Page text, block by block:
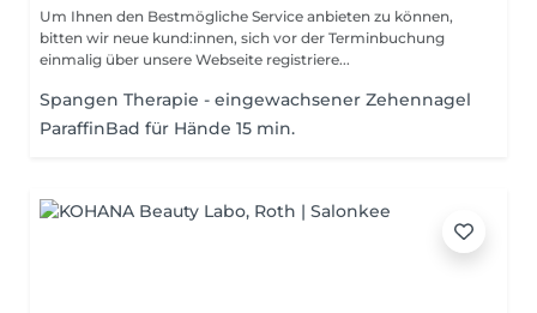
Um Ihnen den Bestmögliche Service anbieten zu können,
bitten wir neue kund:innen, sich vor der Terminbuchung
einmalig über unsere Webseite registriere...
Spangen Therapie - eingewachsener Zehennagel
ParaffinBad für Hände 15 min.